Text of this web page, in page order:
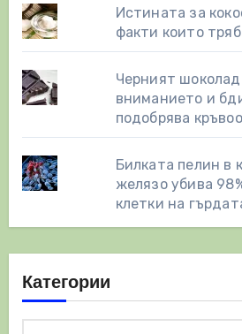
Истината за
факти които
Черният
вниманието и
подобрява
Билката пелин в
желязо убива
клетки на
Категории